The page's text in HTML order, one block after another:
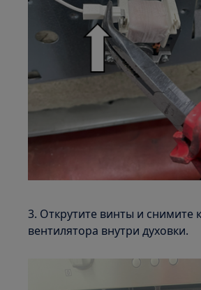
3. Открутите винты и снимите
вентилятора внутри духовки.